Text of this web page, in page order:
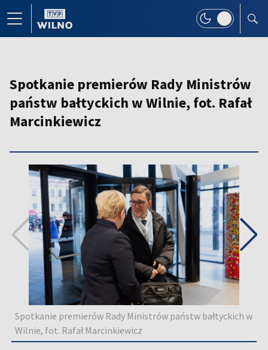
Spotkanie premierów Rady Ministrów
państw bałtyckich w Wilnie, fot. Rafał
Marcinkiewicz
Spotkanie premierów Rady Ministrów państw bałtyckich w
Wilnie, fot. Rafał Marcinkiewicz